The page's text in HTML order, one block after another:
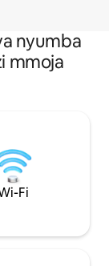
nyumba
mmoja
Fi